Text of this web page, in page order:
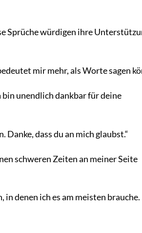
Sprüche würdigen ihre
mir mehr, als Worte sagen
unendlich dankbar für deine
dass du an mich glaubst.“
schweren Zeiten an meiner Seite
denen ich es am meisten brauche.